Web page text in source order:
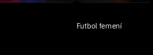
Futbol femení